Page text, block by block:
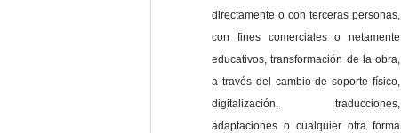
directamente o con terceras personas,
con fines comerciales o netamente
educativos, transformación de la obra,
a través del cambio de soporte físico,
digitalización, traducciones,
adaptaciones o cualquier otra forma